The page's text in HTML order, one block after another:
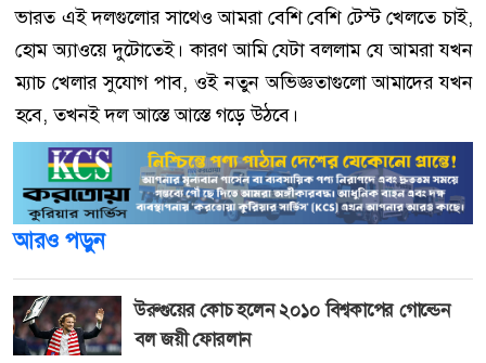
ভারত এই দলগুলোর সাথেও আমরা বেশি বেশি টেস্ট খেলতে চাই,
হোম অ্যাওয়ে দুটোতেই। কারণ আমি যেটা বললাম যে আমরা যখন
ম্যাচ খেলার সুযোগ পাব, ওই নতুন অভিজ্ঞতাগুলো আমাদের যখন
হবে, তখনই দল আস্তে আস্তে গড়ে উঠবে।
আরও পড়ুন
উরুগুয়ের কোচ হলেন ২০১০ বিশ্বকাপের গোল্ডেন
বল জয়ী ফোরলান